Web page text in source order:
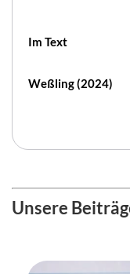
Im Text
Weßling (2024)
Unsere